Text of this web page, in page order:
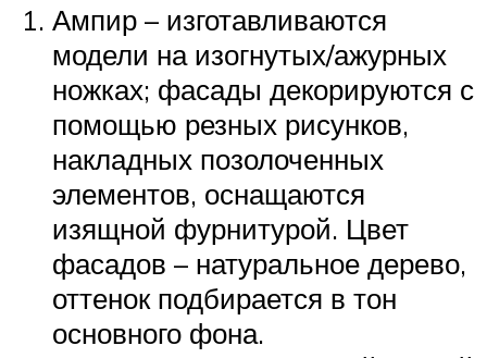
Ампир – изготавливаются
модели на изогнутых/ажурных
ножках; фасады декорируются с
помощью резных рисунков,
накладных позолоченных
элементов, оснащаются
изящной фурнитурой. Цвет
фасадов – натуральное дерево,
оттенок подбирается в тон
основного фона.